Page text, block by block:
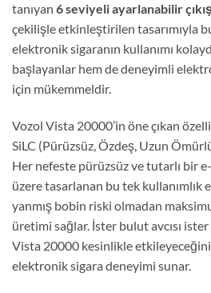
tanıyan 6 seviyeli ayarlanabilir
çekilişle etkinleştirilen tasarımıyla
elektronik sigaranın kullanımı
başlayanlar hem de deneyimli
için mükemmeldir.
Vozol Vista 20000’in öne çıkan
SiLC (Pürüzsüz, Özdeş, Uzun
Her nefeste pürüzsüz ve tutarlı bir
üzere tasarlanan bu tek kullanımlık
yanmış bobin riski olmadan
üretimi sağlar. İster bulut avcısı
Vista 20000 kesinlikle
elektronik sigara deneyimi sunar.